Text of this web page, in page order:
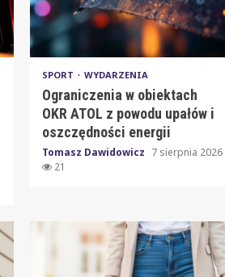
SPORT WYDARZENIA
Ograniczenia w obiektach
OKR ATOL z powodu upałów i
oszczędności energii
Tomasz Dawidowicz 7 sierpnia 2026
21